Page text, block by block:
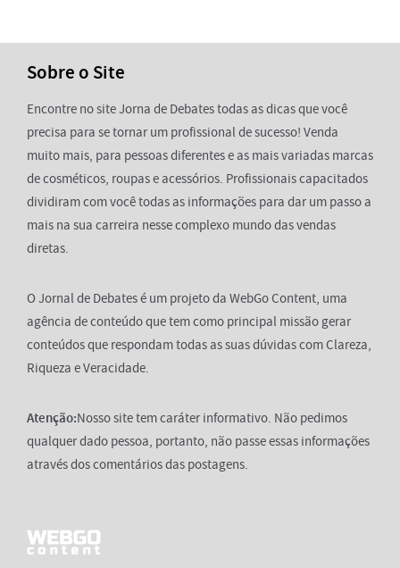
Sobre o Site
Encontre no site Jorna de Debates todas as dicas que você
precisa para se tornar um profissional de sucesso! Venda
muito mais, para pessoas diferentes e as mais variadas marcas
de cosméticos, roupas e acessórios. Profissionais capacitados
dividiram com você todas as informações para dar um passo a
mais na sua carreira nesse complexo mundo das vendas
diretas.
O Jornal de Debates é um projeto da WebGo Content, uma
agência de conteúdo que tem como principal missão gerar
conteúdos que respondam todas as suas dúvidas com Clareza,
Riqueza e Veracidade.
Atenção:Nosso site tem caráter informativo. Não pedimos
qualquer dado pessoa, portanto, não passe essas informações
através dos comentários das postagens.